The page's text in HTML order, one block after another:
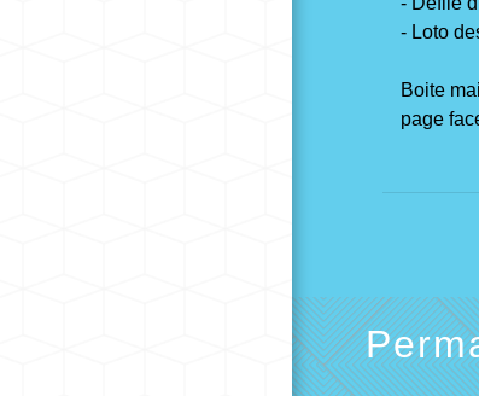
- Loto
Boite
page